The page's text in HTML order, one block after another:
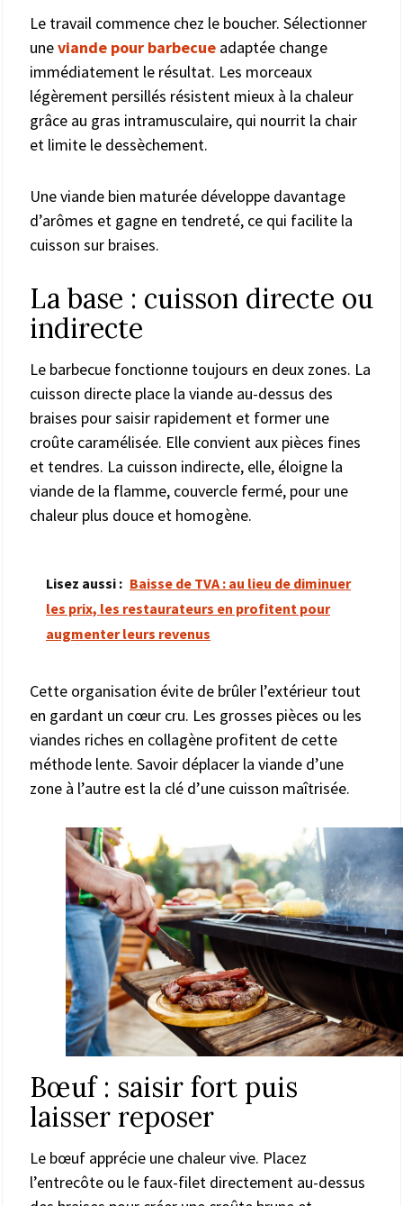
Le travail commence chez le boucher. Sélectionner
uneviande pour barbecue adaptée change
immédiatement le résultat. Les morceaux
légèrement persillés résistent mieux à la chaleur
grâce au gras intramusculaire, qui nourrit la chair
et limite le dessèchement.
Une viande bien maturée développe davantage
d’arômes et gagne en tendreté, ce qui facilite la
cuisson sur braises.
La base : cuisson directe ou
indirecte
Le barbecue fonctionne toujours en deux zones. La
cuisson directe place la viande au-dessus des
braises pour saisir rapidement et former une
croûte caramélisée. Elle convient aux pièces fines
et tendres. La cuisson indirecte, elle, éloigne la
viande de la flamme, couvercle fermé, pour une
chaleur plus douce et homogène.
Lisez aussi : Baisse de TVA : au lieu de diminuer
les prix, les restaurateurs en profitent pour
augmenter leurs revenus
Cette organisation évite de brûler l’extérieur tout
en gardant un cœur cru. Les grosses pièces ou les
viandes riches en collagène profitent de cette
méthode lente. Savoir déplacer la viande d’une
zone à l’autre est la clé d’une cuisson maîtrisée.
Bœuf : saisir fort puis
laisser reposer
Le bœuf apprécie une chaleur vive. Placez
l’entrecôte ou le faux-filet directement au-dessus